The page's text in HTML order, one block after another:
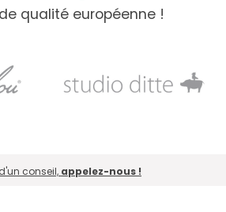
qualité européenne !
conseil, appelez-nous !